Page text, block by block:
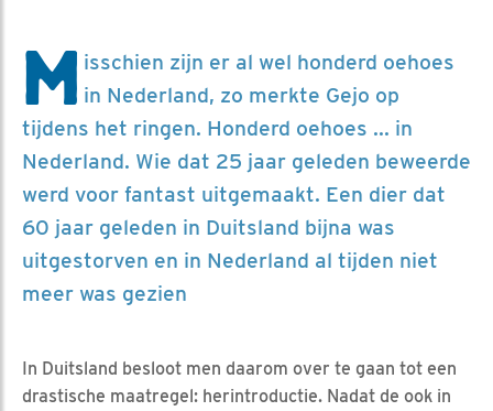
M isschien zijn er al wel honderd oehoes
in Nederland, zo merkte Gejo op
tijdens het ringen. Honderd oehoes ... in
Nederland. Wie dat 25 jaar geleden beweerde
werd voor fantast uitgemaakt. Een dier dat
60 jaar geleden in Duitsland bijna was
uitgestorven en in Nederland al tijden niet
meer was gezien
In Duitsland besloot men daarom over te gaan tot een
drastische maatregel: herintroductie. Nadat de ook in